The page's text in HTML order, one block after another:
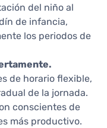
del niño al
de infancia,
los periodos de
de horario flexible,
de la jornada.
conscientes de
más productivo.